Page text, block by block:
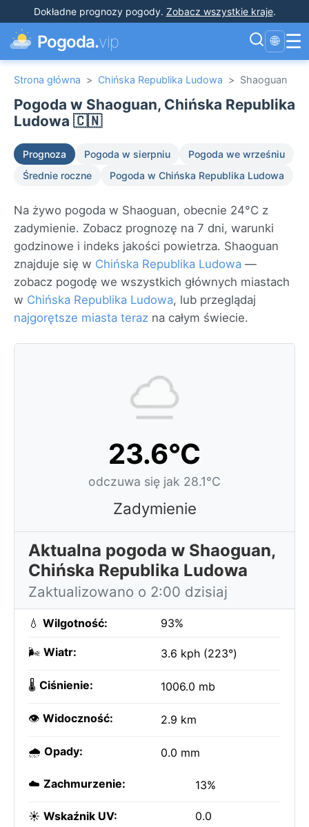
Dokładne prognozy pogody. Zobacz wszystkie kraje.
Pogoda.vip 🌐 ☰
Strona główna > Chińska Republika Ludowa > Shaoguan
Pogoda w Shaoguan, Chińska Republika
Ludowa 🇨🇳
Prognoza Pogoda w sierpniu
Pogoda we wrześniu
Średnie roczne
Pogoda w Chińska Republika Ludowa
Na żywo pogoda w Shaoguan, obecnie 24°C z
zadymienie. Zobacz prognozę na 7 dni, warunki
godzinowe i indeks jakości powietrza. Shaoguan
znajduje się w Chińska Republika Ludowa —
zobacz pogodę we wszystkich głównych miastach
w Chińska Republika Ludowa, lub przeglądaj
najgorętsze miasta teraz na całym świecie.
23.6°C
odczuwa się jak 28.1°C
Zadymienie
Aktualna pogoda w Shaoguan,
Chińska Republika Ludowa
Zaktualizowano o 2:00 dzisiaj
💧 Wilgotność: 93%
🌬️ Wiatr: 3.6 kph (223°)
🌡️ Ciśnienie: 1006.0 mb
👁️ Widoczność: 2.9 km
🌧️ Opady: 0.0 mm
☁️ Zachmurzenie: 13%
☀️ Wskaźnik UV: 0.0